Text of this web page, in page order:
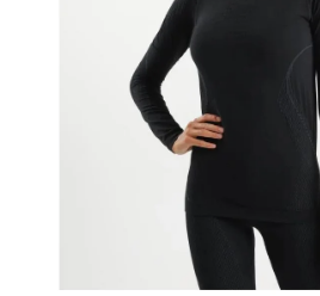
Vrátenie a výmena Doprava a